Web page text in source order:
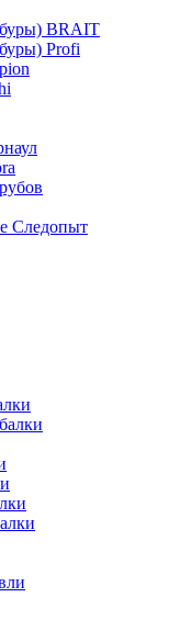
BRAIT
Profi
Следопыт